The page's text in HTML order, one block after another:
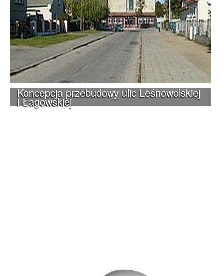
Koncepcja przebudowy ulic Leśnowolskiej
i Łagowskiej